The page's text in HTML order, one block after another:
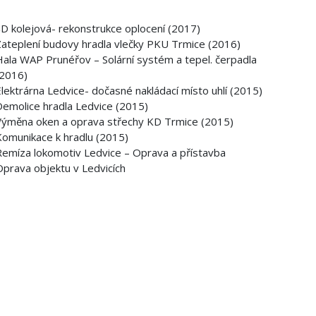
kolejová- rekonstrukce oplocení (2017)
budovy hradla vlečky PKU Trmice (2016)
WAP Prunéřov – Solární systém a tepel. čerpadla
Ledvice- dočasné nakládací místo uhlí (2015)
hradla Ledvice (2015)
oken a oprava střechy KD Trmice (2015)
k hradlu (2015)
lokomotiv Ledvice – Oprava a přístavba
objektu v Ledvicích